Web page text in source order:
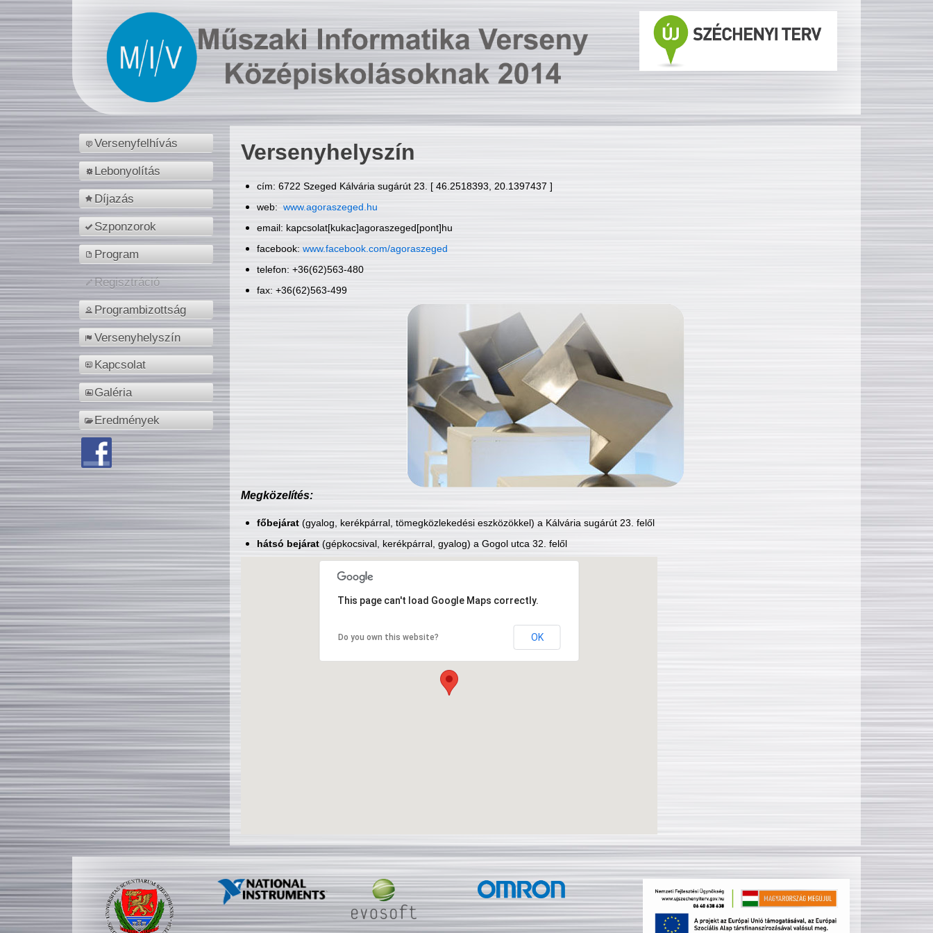
Versenyfelhívás
Lebonyolítás
Díjazás
Szponzorok
Program
Regisztráció
Programbizottság
Versenyhelyszín
Kapcsolat
Galéria
Eredmények
Versenyhelyszín
cím: 6722 Szeged Kálvária sugárút 23. [ 46.2518393, 20.1397437 ]
web: www.agoraszeged.hu
email: kapcsolat[kukac]agoraszeged[pont]hu
facebook: www.facebook.com/agoraszeged
telefon: +36(62)563-480
fax: +36(62)563-499
Megközelítés:
főbejárat(gyalog, kerékpárral, tömegközlekedési eszközökkel) a Kálvária sugárút 23. felől
hátsó bejárat(gépkocsival, kerékpárral, gyalog) a Gogol utca 32. felől
This page can't load Google Maps correctly.
Do you own this website? OK